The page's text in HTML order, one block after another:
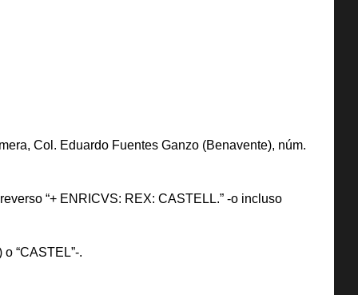
Col. Eduardo Fuentes Ganzo (Benavente), núm.
“+ ENRICVS: REX: CASTELL.” -o incluso
“CASTEL”-.